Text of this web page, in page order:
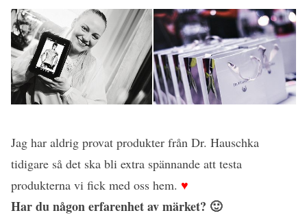
Jag har aldrig provat produkter från Dr. Hauschka
tidigare så det ska bli extra spännande att testa
produkterna vi fick med oss hem. ♥
Har du någon erfarenhet av märket? 🙂